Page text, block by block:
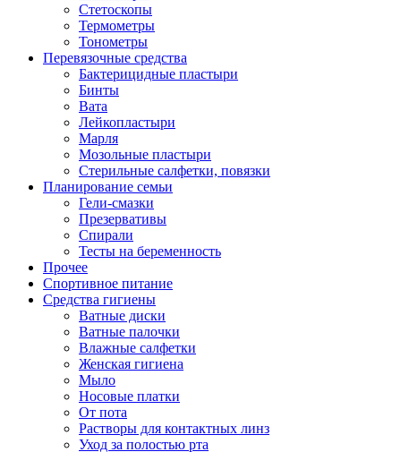
Стетоскопы
Термометры
Тонометры
Перевязочные средства
Бактерицидные пластыри
Бинты
Вата
Лейкопластыри
Марля
Мозольные пластыри
Стерильные салфетки, повязки
Планирование семьи
Гели-смазки
Презервативы
Спирали
Тесты на беременность
Прочее
Спортивное питание
Средства гигиены
Ватные диски
Ватные палочки
Влажные салфетки
Женская гигиена
Мыло
Носовые платки
От пота
Растворы для контактных линз
Уход за полостью рта